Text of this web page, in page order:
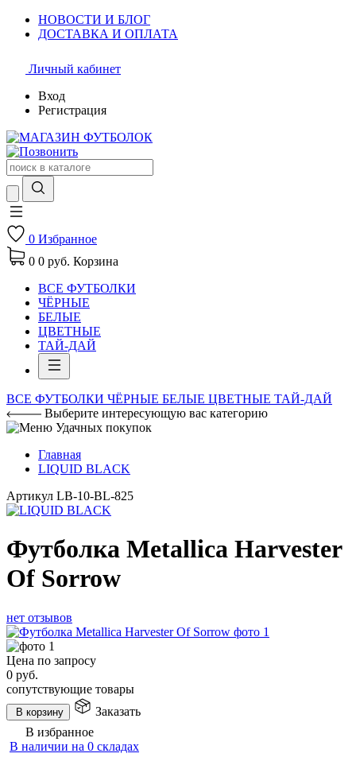
НОВОСТИ И БЛОГ
ДОСТАВКА И ОПЛАТА
Личный кабинет
Вход
Регистрация
0 Избранное
0 0 руб. Корзина
ВСЕ ФУТБОЛКИ
ЧЁРНЫЕ
БЕЛЫЕ
ЦВЕТНЫЕ
ТАЙ-ДАЙ
ВСЕ ФУТБОЛКИ ЧЁРНЫЕ БЕЛЫЕ ЦВЕТНЫЕ ТАЙ-ДАЙ
Выберите интересующую вас категорию
Главная
LIQUID BLACK
Артикул LB-10-BL-825
Футболка Metallica Harvester
Of Sorrow
нет отзывов
Цена по запросу
0 руб.
сопутствующие товары
В корзину
Заказать
В избранное
В наличии на 0 складах